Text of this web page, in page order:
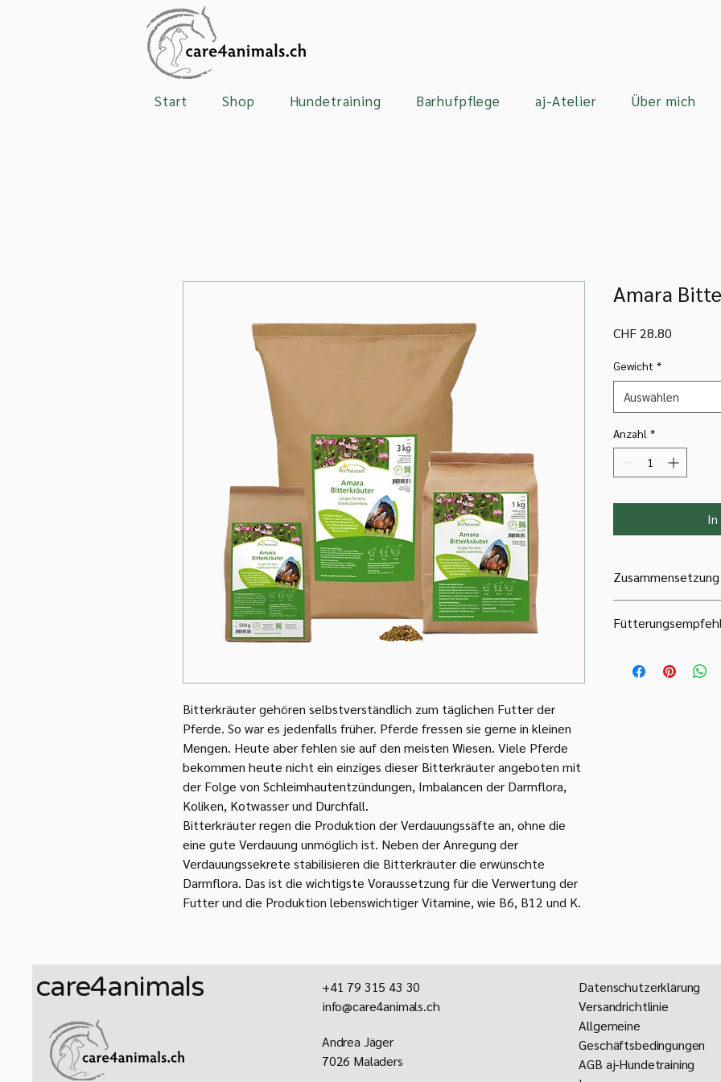
Start Shop Hundetraining Barhufpflege aj-Atelier Über mich
Bitterkräuter gehören selbstverständlich zum täglichen Futter der
Pferde. So war es jedenfalls früher. Pferde fressen sie gerne in kleinen
Mengen. Heute aber fehlen sie auf den meisten Wiesen. Viele Pferde
bekommen heute nicht ein einziges dieser Bitterkräuter angeboten mit
der Folge von Schleimhautentzündungen, Imbalancen der Darmflora,
Koliken, Kotwasser und Durchfall.
Bitterkräuter regen die Produktion der Verdauungssäfte an, ohne die
eine gute Verdauung unmöglich ist. Neben der Anregung der
Verdauungssekrete stabilisieren die Bitterkräuter die erwünschte
Darmflora. Das ist die wichtigste Voraussetzung für die Verwertung der
Futter und die Produktion lebenswichtiger Vitamine, wie B6, B12 und K.
Amara
CHF 28.80
Gewicht *
Auswählen
Anzahl *
In
Zusammensetzung
Tausendgüldenkraut,
Kotwasser und
care4animals
+41 79 315 43 30
info@care4animals.ch
​Andrea Jäger
7026 Maladers
Datenschutzerklärung
Versandrichtlinie
Allgemeine
Geschäftsbedingungen
AGB aj-Hundetraining